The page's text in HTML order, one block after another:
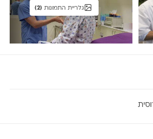
גלריית התמונות (2)